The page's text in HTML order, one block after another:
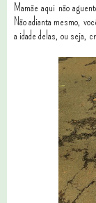
Mamãe aqui não
Não adianta mesmo,
a idade delas, ou seja,